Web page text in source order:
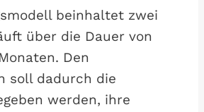
beinhaltet zwei
über die Dauer von
Den
soll dadurch die
werden, ihre